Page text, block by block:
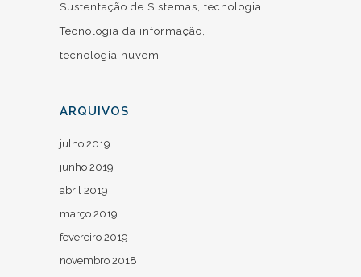
Sustentação de Sistemas tecnologia
Tecnologia da informação
tecnologia nuvem
ARQUIVOS
julho 2019
junho 2019
abril 2019
março 2019
fevereiro 2019
novembro 2018